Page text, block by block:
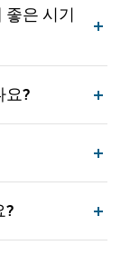
은 시기
?